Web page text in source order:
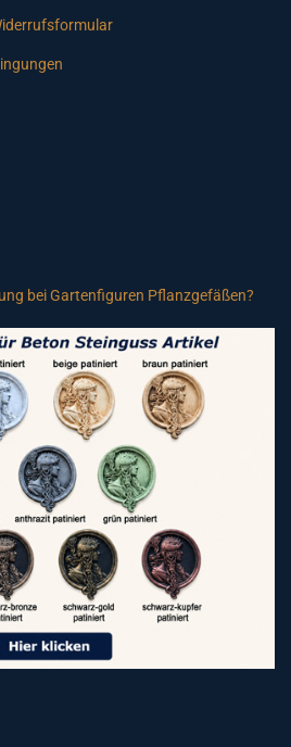
bei Gartenfiguren Pflanzgefäßen?